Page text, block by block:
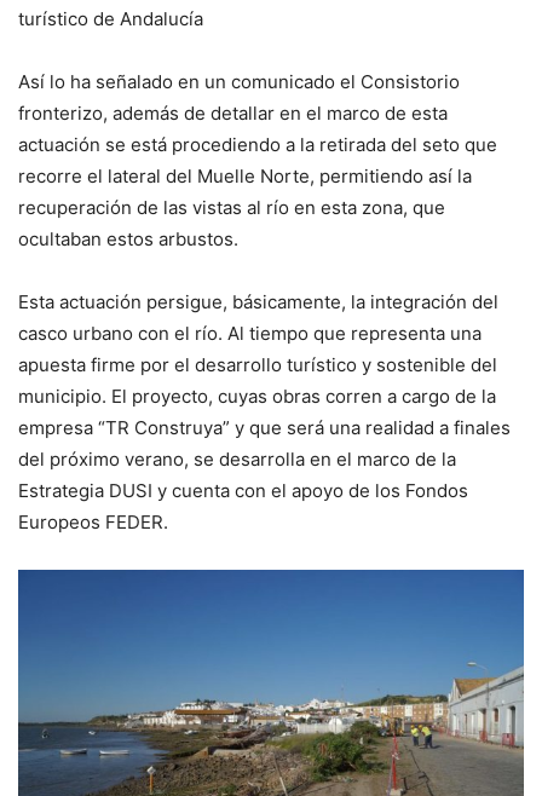
turístico de Andalucía
Así lo ha señalado en un comunicado el Consistorio
fronterizo, además de detallar en el marco de esta
actuación se está procediendo a la retirada del seto que
recorre el lateral del Muelle Norte, permitiendo así la
recuperación de las vistas al río en esta zona, que
ocultaban estos arbustos.
Esta actuación persigue, básicamente, la integración del
casco urbano con el río. Al tiempo que representa una
apuesta firme por el desarrollo turístico y sostenible del
municipio. El proyecto, cuyas obras corren a cargo de la
empresa “TR Construya” y que será una realidad a finales
del próximo verano, se desarrolla en el marco de la
Estrategia DUSI y cuenta con el apoyo de los Fondos
Europeos FEDER.